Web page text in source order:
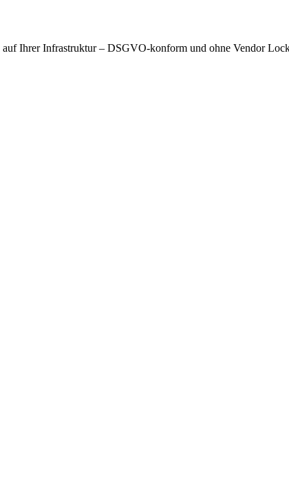
auf Ihrer Infrastruktur – DSGVO-konform und ohne Vendor